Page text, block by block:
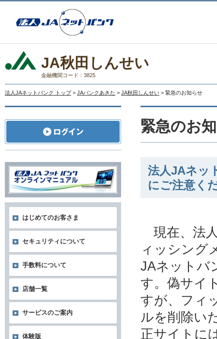
JA秋田しんせい
金融機関コード：3825
法人JAネットバンク トップ > JAバンクあきた > JA秋田しんせい > 緊急のお知らせ
緊急のお
法人JAネッ
にご注意く
現在、法
ィッシング
JAネットバ
す。偽サイ
すが、フィ
ルを削除い
正サイトに
はじめてのお客さま
セキュリティについて
手数料について
店舗一覧
サービスのご案内
体験版